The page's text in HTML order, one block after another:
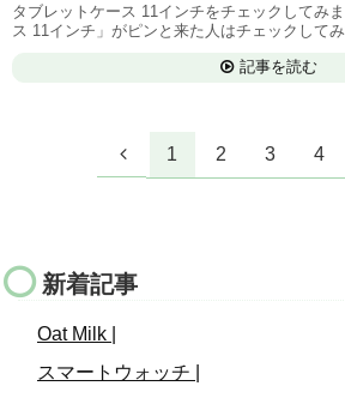
タブレットケース 11インチをチェックしてみ
ス 11インチ」がピンと来た人はチェックして
記事を読む
1 2 3 4
新着記事
Oat Milk |
スマートウォッチ |